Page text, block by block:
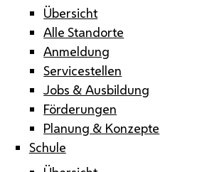
Übersicht
Alle Standorte
Anmeldung
Servicestellen
Jobs & Ausbildung
Förderungen
Planung & Konzepte
Schule